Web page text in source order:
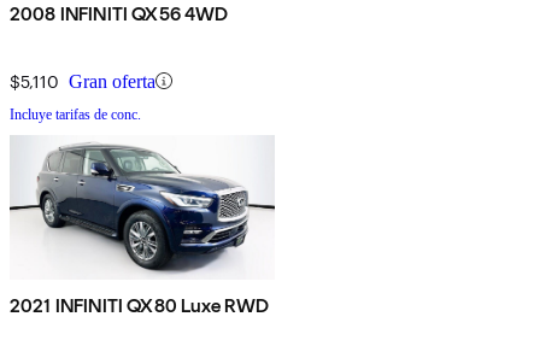
2008 INFINITI QX56 4WD
$5,110 Gran oferta
Incluye tarifas de conc.
2021 INFINITI QX80 Luxe RWD